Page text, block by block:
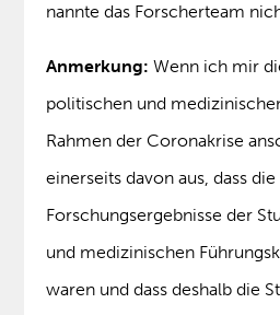
nannte das Forscherteam
Anmerkung: Wenn ich mir
politischen und
Rahmen der Coronakrise
einerseits davon aus, dass die
Forschungsergebnisse der
und medizinischen
waren und dass deshalb die